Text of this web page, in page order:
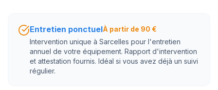
Entretien ponctuelÀ partir de 90 €
Intervention unique à Sarcelles pour l'entretien
annuel de votre équipement. Rapport d'intervention
et attestation fournis. Idéal si vous avez déjà un suivi
régulier.